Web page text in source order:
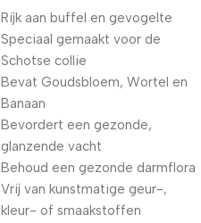
Rijk aan buffel en gevogelte
Speciaal gemaakt voor de
Schotse collie
Bevat Goudsbloem, Wortel en
Banaan
Bevordert een gezonde,
glanzende vacht
Behoud een gezonde darmflora
Vrij van kunstmatige geur-,
kleur- of smaakstoffen